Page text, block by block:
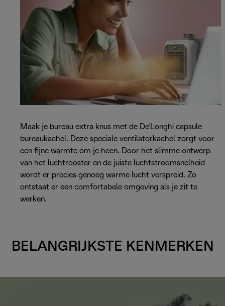
Maak je bureau extra knus met de De'Longhi capsule
bureaukachel. Deze speciale ventilatorkachel zorgt voor
een fijne warmte om je heen. Door het slimme ontwerp
van het luchtrooster en de juiste luchtstroomsnelheid
wordt er precies genoeg warme lucht verspreid. Zo
ontstaat er een comfortabele omgeving als je zit te
werken.
BELANGRIJKSTE KENMERKEN